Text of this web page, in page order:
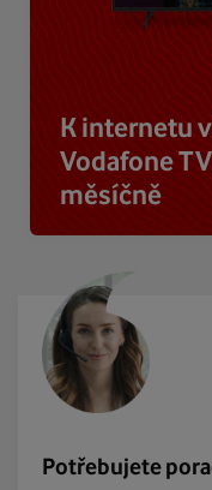
K internetu
Vodafone
měsíčně
Potřebujete